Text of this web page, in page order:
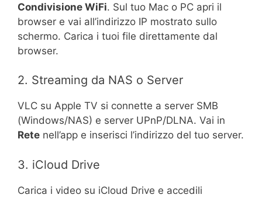
Condivisione WiFi. Sul tuo Mac o PC apri il
browser e vai all’indirizzo IP mostrato sullo
schermo. Carica i tuoi file direttamente dal
browser.
2. Streaming da NAS o Server
VLC su Apple TV si connette a server SMB
(Windows/NAS) e server UPnP/DLNA. Vai in
Rete nell’app e inserisci l’indirizzo del tuo server.
3. iCloud Drive
Carica i video su iCloud Drive e accedili